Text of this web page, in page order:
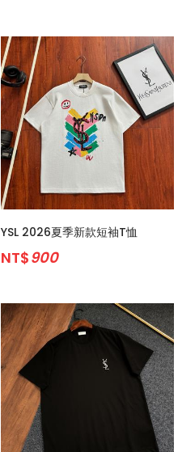
YSL 2026夏季新款短袖T恤
NT$900